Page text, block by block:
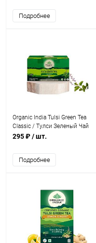
Подробнее
Organic India Tulsi Green Tea
Classic / Тулси Зеленый Чай
Классический со Священным
295 ₽/ шт.
Подробнее